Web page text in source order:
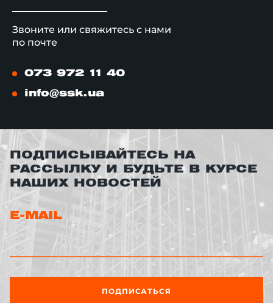
Звоните или свяжитесь с нами
по почте
073 972 11 40
info@ssk.ua
ПОДПИСЫВАЙТЕСЬ НА
РАССЫЛКУ И БУДЬТЕ В КУРСЕ
НАШИХ НОВОСТЕЙ
E-MAIL
ПОДПИСАТЬСЯ